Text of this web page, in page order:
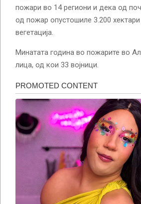
пожари во 14 региони и дека од
од пожар опустошиле 3.200
вегетација.
Минатата година во пожарите во
лица, од кои 33 војници.